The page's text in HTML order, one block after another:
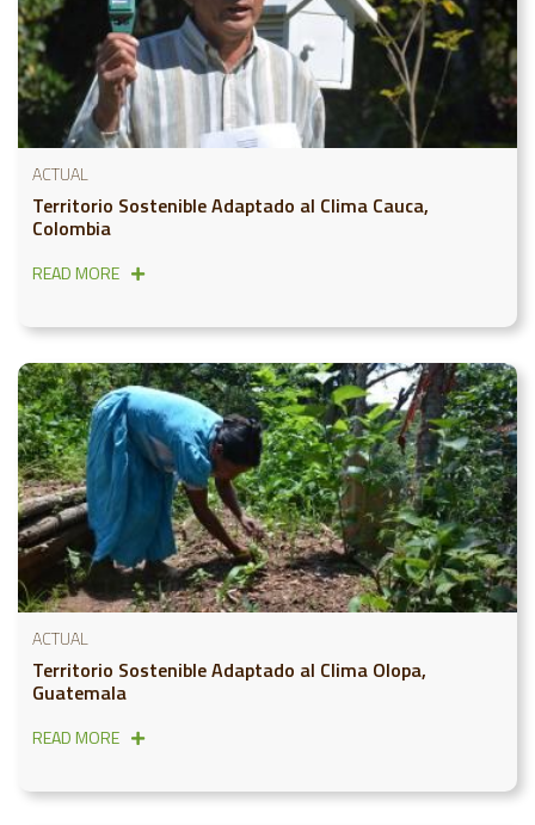
ACTUAL
Territorio Sostenible Adaptado al Clima Cauca,
Colombia
READ MORE
ACTUAL
Territorio Sostenible Adaptado al Clima Olopa,
Guatemala
READ MORE